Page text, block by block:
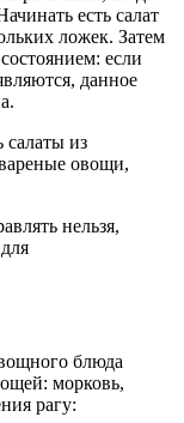
есть салат
ложек. Затем
если
данное
салаты из
овощи,
нельзя,
блюда
морковь,
рагу: